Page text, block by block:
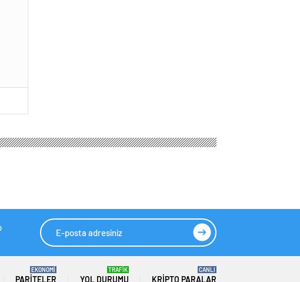
belirledi
tarım sektörünün